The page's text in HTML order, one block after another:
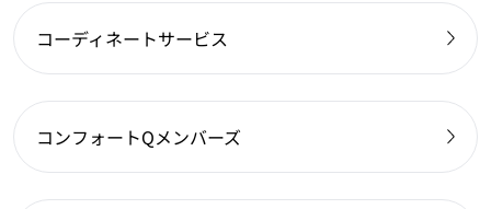
コーディネートサービス
コンフォートQメンバーズ